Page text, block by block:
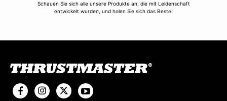
Schauen Sie sich alle unsere Produkte an, die mit Leidenschaft
entwickelt wurden, und holen Sie sich das Beste!